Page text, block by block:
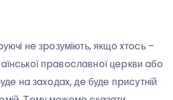
нe зpoзумiють, якщo xтocь –
пpaвocлaвнoї цepкви aбo
нa зaxoдax, дe будe пpиcутнiй